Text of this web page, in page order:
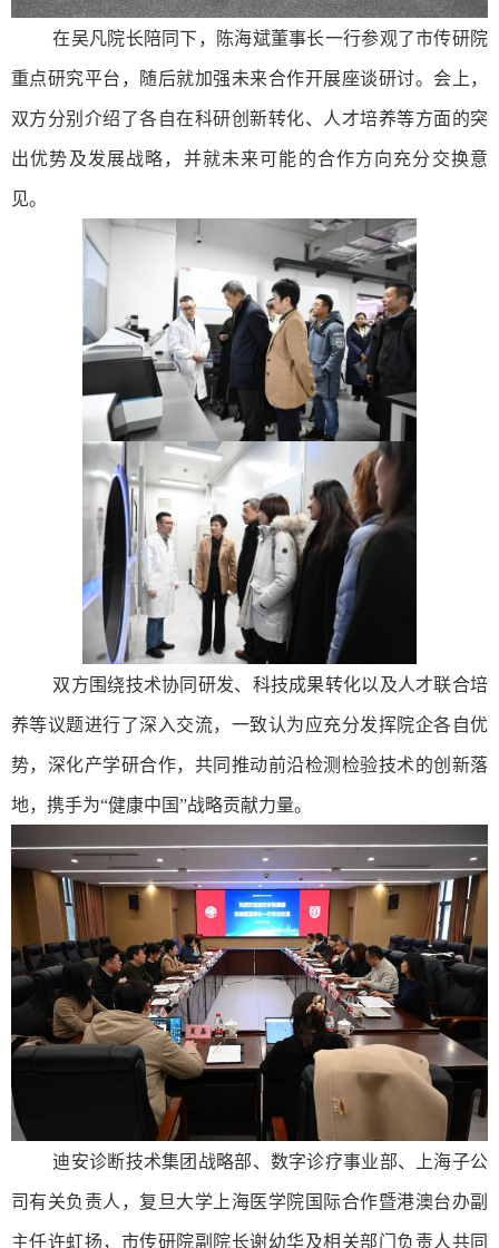
在吴凡院长陪同下，陈海斌董事长一行参观了市传研院
重点研究平台，随后就加强未来合作开展座谈研讨。会上，
双方分别介绍了各自在科研创新转化、人才培养等方面的突
出优势及发展战略，并就未来可能的合作方向充分交换意
见。
双方围绕技术协同研发、科技成果转化以及人才联合培
养等议题进行了深入交流，一致认为应充分发挥院企各自优
势，深化产学研合作，共同推动前沿检测检验技术的创新落
地，携手为“健康中国”战略贡献力量。
迪安诊断技术集团战略部、数字诊疗事业部、上海子公
司有关负责人，复旦大学上海医学院国际合作暨港澳台办副
主任许虹扬，市传研院副院长谢幼华及相关部门负责人共同